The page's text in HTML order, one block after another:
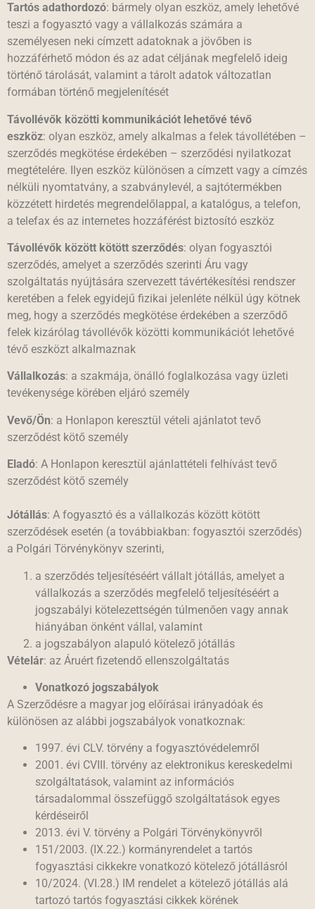
Tartós adathordozó: bármely olyan eszköz, amely lehetővé
teszi a fogyasztó vagy a vállalkozás számára a
személyesen neki címzett adatoknak a jövőben is
hozzáférhető módon és az adat céljának megfelelő ideig
történő tárolását, valamint a tárolt adatok változatlan
formában történő megjelenítését
Távollévők közötti kommunikációt lehetővé tévő
eszköz: olyan eszköz, amely alkalmas a felek távollétében –
szerződés megkötése érdekében – szerződési nyilatkozat
megtételére. Ilyen eszköz különösen a címzett vagy a címzés
nélküli nyomtatvány, a szabványlevél, a sajtótermékben
közzétett hirdetés megrendelőlappal, a katalógus, a telefon,
a telefax és az internetes hozzáférést biztosító eszköz
Távollévők között kötött szerződés: olyan fogyasztói
szerződés, amelyet a szerződés szerinti Áru vagy
szolgáltatás nyújtására szervezett távértékesítési rendszer
keretében a felek egyidejű fizikai jelenléte nélkül úgy kötnek
meg, hogy a szerződés megkötése érdekében a szerződő
felek kizárólag távollévők közötti kommunikációt lehetővé
tévő eszközt alkalmaznak
Vállalkozás: a szakmája, önálló foglalkozása vagy üzleti
tevékenysége körében eljáró személy
Vevő/Ön: a Honlapon keresztül vételi ajánlatot tevő
szerződést kötő személy
Eladó: A Honlapon keresztül ajánlattételi felhívást tevő
szerződést kötő személy
Jótállás: A fogyasztó és a vállalkozás között kötött
szerződések esetén (a továbbiakban: fogyasztói szerződés)
a Polgári Törvénykönyv szerinti,
a szerződés teljesítéséért vállalt jótállás, amelyet a
vállalkozás a szerződés megfelelő teljesítéséért a
jogszabályi kötelezettségén túlmenően vagy annak
hiányában önként vállal, valamint
a jogszabályon alapuló kötelező jótállás
Vételár: az Áruért fizetendő ellenszolgáltatás
Vonatkozó jogszabályok
A Szerződésre a magyar jog előírásai irányadóak és
különösen az alábbi jogszabályok vonatkoznak:
1997. évi CLV. törvény a fogyasztóvédelemről
2001. évi CVIII. törvény az elektronikus kereskedelmi
szolgáltatások, valamint az információs
társadalommal összefüggő szolgáltatások egyes
kérdéseiről
2013. évi V. törvény a Polgári Törvénykönyvről
151/2003. (IX.22.) kormányrendelet a tartós
fogyasztási cikkekre vonatkozó kötelező jótállásról
10/2024. (VI.28.) IM rendelet a kötelező jótállás alá
tartozó tartós fogyasztási cikkek körének